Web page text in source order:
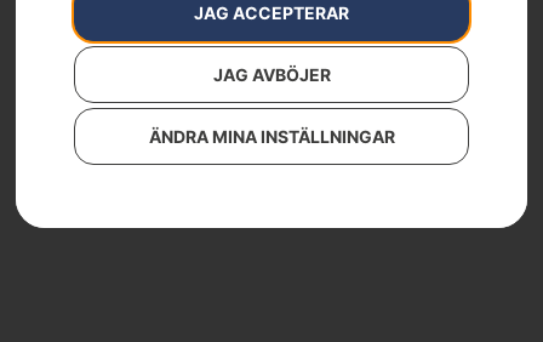
JAG ACCEPTERAR
JAG AVBÖJER
ÄNDRA MINA INSTÄLLNINGAR